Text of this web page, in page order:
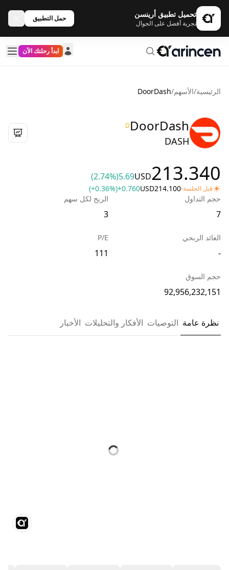
تحميل تطبيق أرينسن
تجربة أفضل على الجوال
حمل التطبيق
ابدأ رحلتك الآن
الرئيسية/الأسهم/
DoorDash
DoorDash
D
DASH
213.340
USD
5.69
(2.74%)
قبل الجلسة·
214.100
USD
+0.760
(+0.36%)
حجم التداول
7
الربح لكل سهم
3
العائد الربحي
-
P/E
111
حجم السوق
92,956,232,151
نظرة عامة التوصيات الأفكار والتحليلات الأخبار